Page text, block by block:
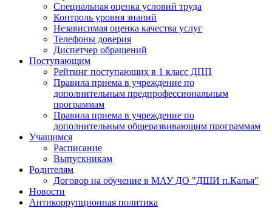
Специальная оценка условий труда
Контроль уровня знаний
Независимая оценка качества услуг
Телефоны доверия
Диспетчер обращений
Поступающим
Рейтинг поступающих в 1 класс ДПП
Правила приема в учреждение по
дополнительным предпрофессиональным
программам
Правила приема в учреждение по
дополнительным общеразвивающим программам
Учащимся
Расписание
Выпускникам
Родителям
Договор на обучение в МАУ ДО "ДШИ п.Калья"
Новости
Антикоррупционная политика